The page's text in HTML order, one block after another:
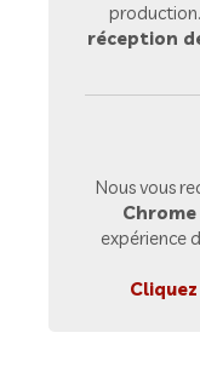
production.
réception
Nous vous
Chrome
expérience